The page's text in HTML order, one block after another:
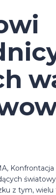
z tym,